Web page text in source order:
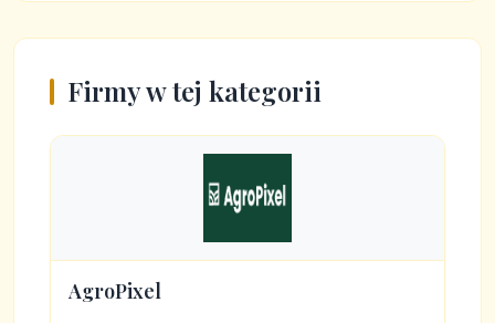
Firmy w tej kategorii
AgroPixel